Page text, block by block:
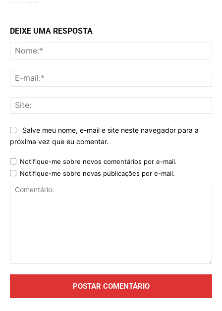
DEIXE UMA RESPOSTA
Salve meu nome, e-mail e site neste navegador para a
próxima vez que eu comentar.
Notifique-me sobre novos comentários por e-mail.
Notifique-me sobre novas publicações por e-mail.